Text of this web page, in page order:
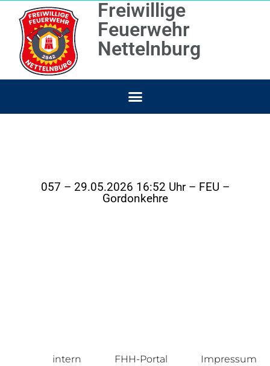
Freiwillige
Feuerwehr
Nettelnburg
057 – 29.05.2026 16:52 Uhr – FEU –
Gordonkehre
intern FHH-Portal Impressum